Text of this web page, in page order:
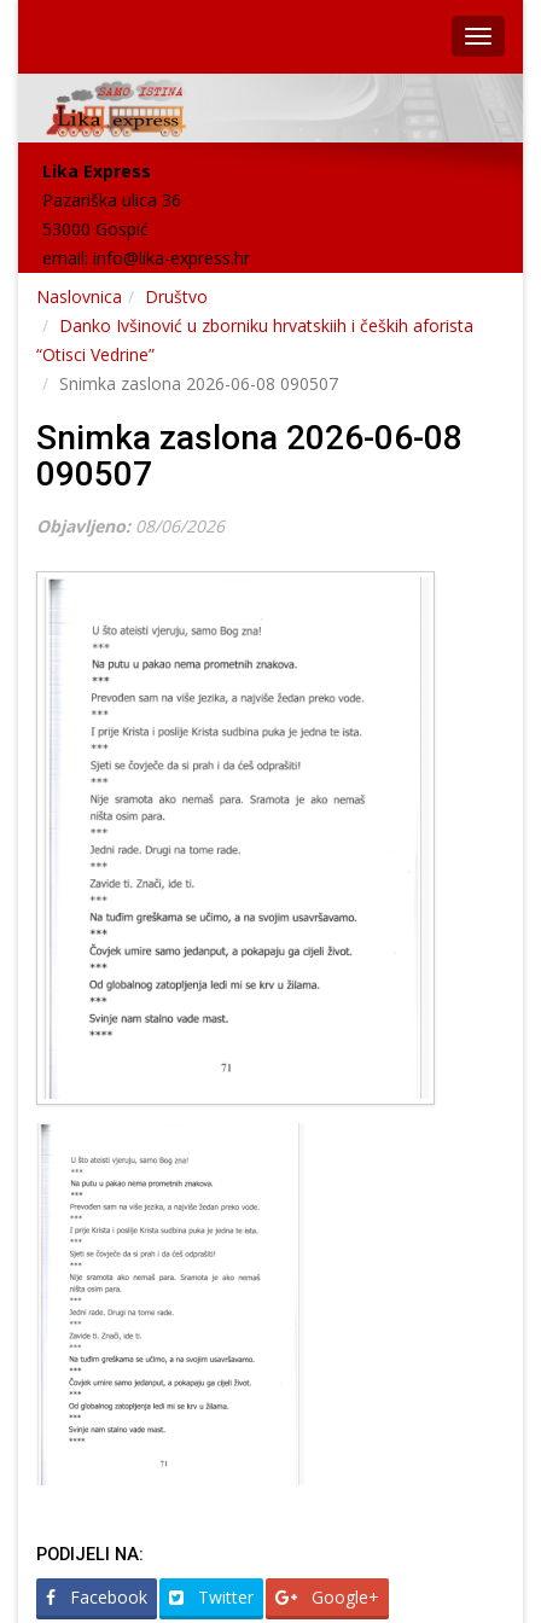
Lika Express
Pazariška ulica 36
53000 Gospić
email: info@lika-express.hr
Naslovnica
Društvo
Danko Ivšinović u zborniku hrvatskiih i čeških aforista
“Otisci Vedrine”
Snimka zaslona 2026-06-08 090507
Snimka zaslona 2026-06-08
090507
Objavljeno: 08/06/2026
PODIJELI NA:
Facebook Twitter Google+